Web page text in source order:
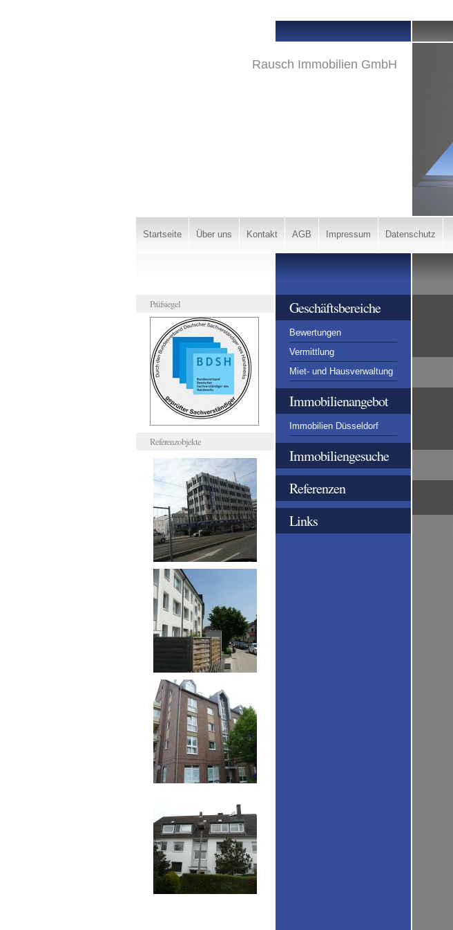
Rausch Immobilien GmbH
Startseite Über uns Kontakt AGB Impressum Datenschutz
Prüfsiegel
Referenzobjekte
Geschäftsbereiche
Bewertungen
Vermittlung
Miet- und Hausverwaltung
Immobilienangebot
Immobilien Düsseldorf
Immobiliengesuche
Referenzen
Links